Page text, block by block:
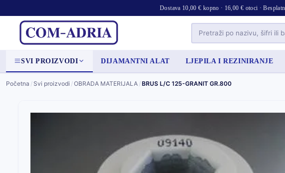
Dostava 10,00 € kopno · 16,00 € otoci ·
SVI PROIZVODI DIJAMANTNI ALAT LJEPILA I REZINIRANJE
Početna / Svi proizvodi /OBRADA MATERIJALA /BRUS L/C 125-GRANIT GR.800